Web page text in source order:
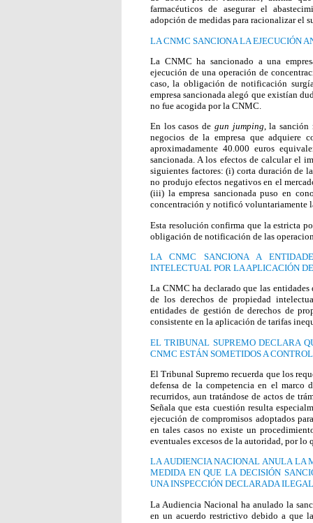
farmacéuticos de asegurar el
adopción de medidas para racionalizar el
LA CNMC SANCIONA LA EJECUCIÓN
La CNMC ha sancionado a una
ejecución de una operación de
caso, la obligación de notificación
empresa sancionada alegó que existían
no fue acogida por la CNMC.
En los casos de gun jumping, la sanción
negocios de la empresa que adquiere
aproximadamente 40.000 euros
sancionada. A los efectos de calcular el
siguientes factores: (i) corta duración de
no produjo efectos negativos en el
(iii) la empresa sancionada puso en
concentración y notificó voluntariamente
Esta resolución confirma que la estricta
obligación de notificación de las
LA CNMC SANCIONA A
INTELECTUAL POR LA APLICACIÓN
La CNMC ha declarado que las
de los derechos de propiedad
entidades de gestión de derechos de
consistente en la aplicación de tarifas
EL TRIBUNAL SUPREMO DECLARA
CNMC ESTÁN SOMETIDOS A
El Tribunal Supremo recuerda que los
defensa de la competencia en el marco
recurridos, aun tratándose de actos de
Señala que esta cuestión resulta
ejecución de compromisos adoptados
en tales casos no existe un
eventuales excesos de la autoridad, por lo
LA AUDIENCIA NACIONAL ANULA LA
MEDIDA EN QUE LA DECISIÓN
UNA INSPECCIÓN DECLARADA ILEGAL
La Audiencia Nacional ha anulado la
en un acuerdo restrictivo debido a que